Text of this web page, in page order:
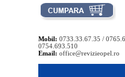
Mobil: 0733.33.67.35 /
0754.693.510
Email: office@revizieopel.ro